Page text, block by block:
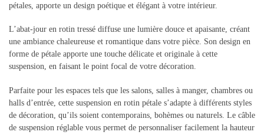
pétales, apporte un design poétique et élégant à votre intérieur.
L’abat-jour en rotin tressé diffuse une lumière douce et apaisante, créant
une ambiance chaleureuse et romantique dans votre pièce. Son design en
forme de pétale apporte une touche délicate et originale à cette
suspension, en faisant le point focal de votre décoration.
Parfaite pour les espaces tels que les salons, salles à manger, chambres ou
halls d’entrée, cette suspension en rotin pétale s’adapte à différents styles
de décoration, qu’ils soient contemporains, bohèmes ou naturels. Le câble
de suspension réglable vous permet de personnaliser facilement la hauteur